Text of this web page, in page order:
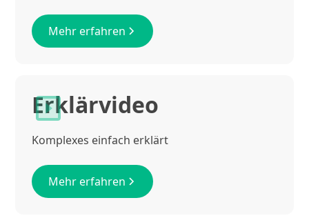
Mehr erfahren
Erklärvideo
Komplexes einfach erklärt
Mehr erfahren